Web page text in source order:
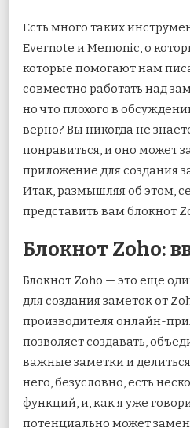
Есть много таких
Evernote и Memonic, о
которые помогают нам
совместно работать над
но что плохого в
верно? Вы никогда не
понравиться, и оно может
приложение для создания
Итак, размышляя об этом,
представить вам блокнот
Блокнот Zoho:
Блокнот Zoho — это еще
для создания заметок от
производителя онлайн-
позволяет создавать,
важные заметки и
него, безусловно, есть
функций, и, как я уже
потенциально может